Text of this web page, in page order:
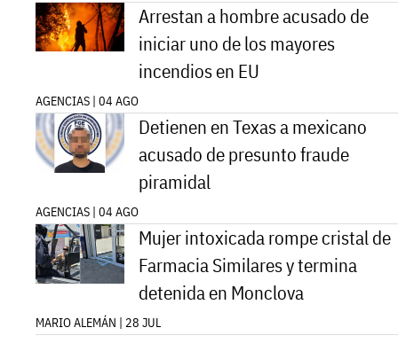
Arrestan a hombre acusado de
iniciar uno de los mayores
incendios en EU
AGENCIAS | 04 AGO
Detienen en Texas a mexicano
acusado de presunto fraude
piramidal
AGENCIAS | 04 AGO
Mujer intoxicada rompe cristal de
Farmacia Similares y termina
detenida en Monclova
MARIO ALEMÁN | 28 JUL